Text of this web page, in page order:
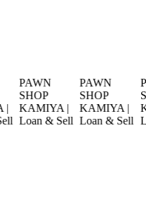
PAWN
SHOP
KAMIYA |
Loan & Sell
PAWN
SHOP
KAMIYA |
Loan & Sell